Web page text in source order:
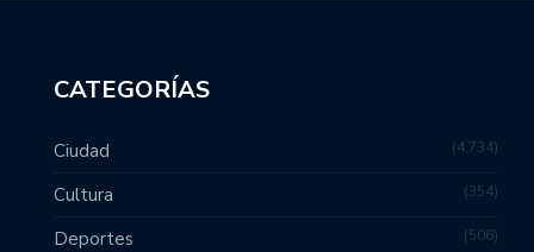
CATEGORÍAS
Ciudad 4,734
Cultura 354
Deportes 506